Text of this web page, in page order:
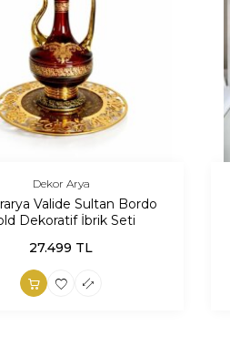
Dekor Arya
Valide Sultan Bordo
Dekoratif İbrik Seti
27.499 TL